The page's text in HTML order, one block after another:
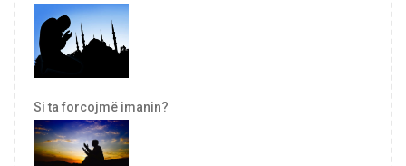
Si ta forcojmë imanin?